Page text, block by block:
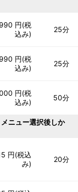
円(税
込み)
25分
円(税
込み)
25分
円(税
込み)
50分
ニュー選択後しか
円(税込
み)
20分